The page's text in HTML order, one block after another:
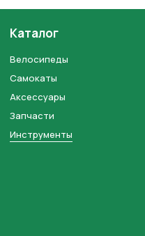
Каталог
Велосипеды
Самокаты
Аксессуары
Запчасти
Инструменты
согласие на обработку
конфиденциальности